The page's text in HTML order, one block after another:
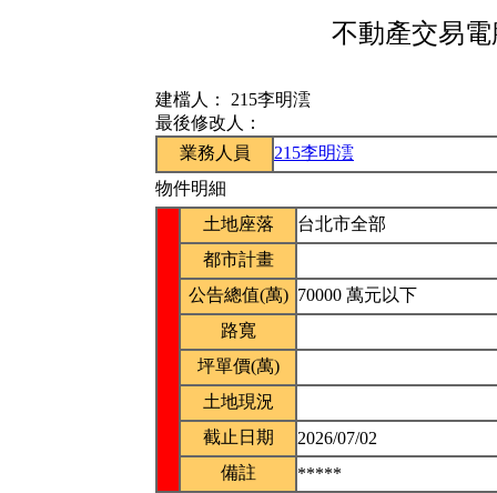
不動產交易
建檔人： 215李明澐
最後修改人：
業務人員
215李明澐
物件明細
土地座落
台北市全部
都市計畫
公告總值(萬) 70000 萬元以下
路寬
坪單價(萬)
土地現況
截止日期
2026/07/02
備註
*****